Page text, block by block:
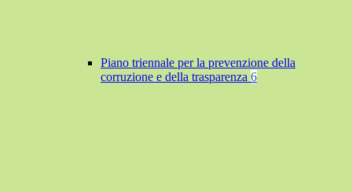
Piano triennale per la prevenzione della
corruzione e della trasparenza 6